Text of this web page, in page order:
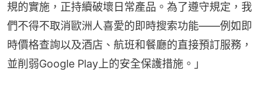
規的實施，正持續破壞日常產品。為了遵守規定，我
們不得不取消歐洲人喜愛的即時搜索功能——例如即
時價格查詢以及酒店、航班和餐廳的直接預訂服務，
並削弱Google Play上的安全保護措施。」